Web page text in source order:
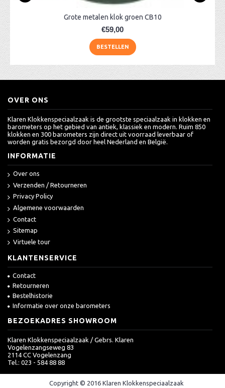
Grote metalen klok groen CB10
€59,00
BESTELLEN
OVER ONS
Klaren Klokkenspeciaalzaak is de grootste speciaalzaak in klokken en
barometers op het gebied van antiek, klassiek en modern. Ruim 850
klokken en 300 barometers zijn direct uit voorraad leverbaar of
worden gratis bezorgd door heel Nederland en België.
INFORMATIE
Over ons
Verzenden / Retourneren
Privacy Policy
Algemene voorwaarden
Contact
Sitemap
Virtuele tour
KLANTENSERVICE
Contact
Retourneren
Bestelhistorie
Informatie over onze barometers
BEZOEKADRES SHOWROOM
Klaren Klokkenspeciaalzaak / Gebrs. Klaren
Vogelenzangseweg 83
2114 CC Vogelenzang
Tel.: 023 - 584 88 88
Copyright © 2016 Klaren Klokkenspeciaalzaak